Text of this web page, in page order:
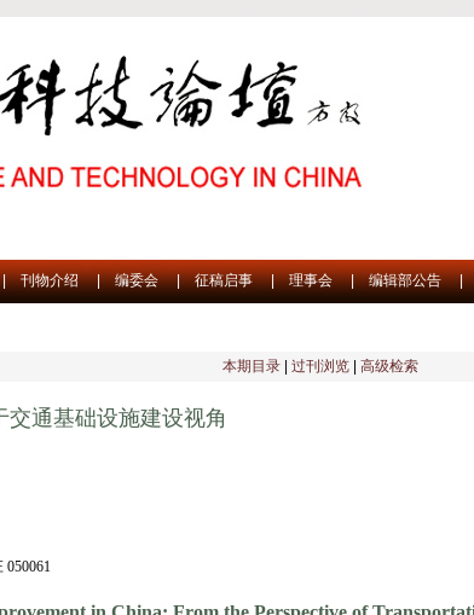
| 刊物介绍 | 编委会 | 征稿启事 | 理事会 | 编辑部公告 |
本期目录 过刊浏览 高级检索
通基础设施建设视角